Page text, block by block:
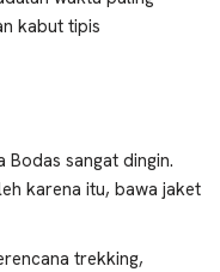
kabut tipis
Bodas sangat dingin.
karena itu, bawa jaket
trekking,